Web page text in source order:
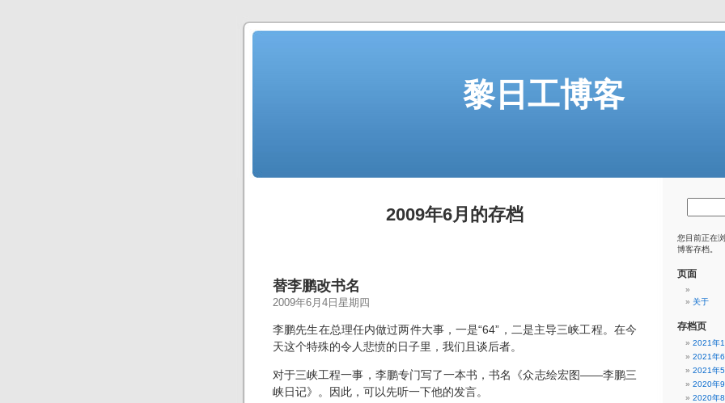
黎日工博客
2009年6月的存档
替李鹏改书名
2009年6月4日星期四
李鹏先生在总理任内做过两件大事，一是“64”，二是主导三峡工程。在今
天这个特殊的令人悲愤的日子里，我们且谈后者。
对于三峡工程一事，李鹏专门写了一本书，书名《众志绘宏图——李鹏三
峡日记》。因此，可以先听一下他的发言。
您目前正在
博客存档。
页面
关于
存档页
2021年
2021年6
2021年5
2020年9
2020年8